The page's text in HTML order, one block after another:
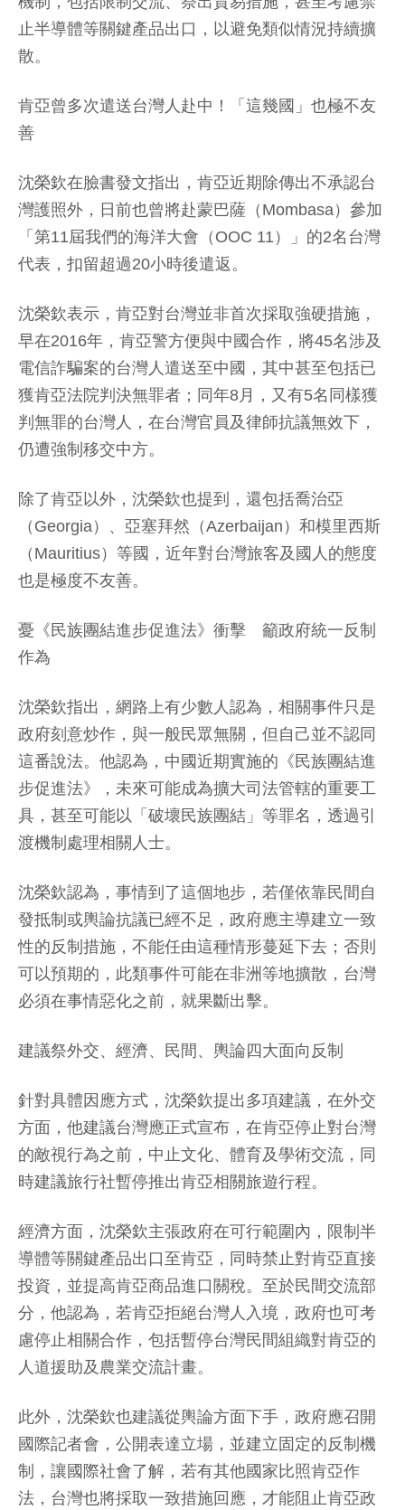
止半導體等關鍵產品出口，以避免類似情況持續擴
散。
肯亞曾多次遣送台灣人赴中！「這幾國」也極不友
善
沈榮欽在臉書發文指出，肯亞近期除傳出不承認台
灣護照外，日前也曾將赴蒙巴薩（Mombasa）參加
「第11屆我們的海洋大會（OOC 11）」的2名台灣
代表，扣留超過20小時後遣返。
沈榮欽表示，肯亞對台灣並非首次採取強硬措施，
早在2016年，肯亞警方便與中國合作，將45名涉及
電信詐騙案的台灣人遣送至中國，其中甚至包括已
獲肯亞法院判決無罪者；同年8月，又有5名同樣獲
判無罪的台灣人，在台灣官員及律師抗議無效下，
仍遭強制移交中方。
除了肯亞以外，沈榮欽也提到，還包括喬治亞
（Georgia）、亞塞拜然（Azerbaijan）和模里西斯
（Mauritius）等國，近年對台灣旅客及國人的態度
也是極度不友善。
憂《民族團結進步促進法》衝擊 籲政府統一反制
作為
沈榮欽指出，網路上有少數人認為，相關事件只是
政府刻意炒作，與一般民眾無關，但自己並不認同
這番說法。他認為，中國近期實施的《民族團結進
步促進法》，未來可能成為擴大司法管轄的重要工
具，甚至可能以「破壞民族團結」等罪名，透過引
渡機制處理相關人士。
沈榮欽認為，事情到了這個地步，若僅依靠民間自
發抵制或輿論抗議已經不足，政府應主導建立一致
性的反制措施，不能任由這種情形蔓延下去；否則
可以預期的，此類事件可能在非洲等地擴散，台灣
必須在事情惡化之前，就果斷出擊。
建議祭外交、經濟、民間、輿論四大面向反制
針對具體因應方式，沈榮欽提出多項建議，在外交
方面，他建議台灣應正式宣布，在肯亞停止對台灣
的敵視行為之前，中止文化、體育及學術交流，同
時建議旅行社暫停推出肯亞相關旅遊行程。
經濟方面，沈榮欽主張政府在可行範圍內，限制半
導體等關鍵產品出口至肯亞，同時禁止對肯亞直接
投資，並提高肯亞商品進口關稅。至於民間交流部
分，他認為，若肯亞拒絕台灣人入境，政府也可考
慮停止相關合作，包括暫停台灣民間組織對肯亞的
人道援助及農業交流計畫。
此外，沈榮欽也建議從輿論方面下手，政府應召開
國際記者會，公開表達立場，並建立固定的反制機
制，讓國際社會了解，若有其他國家比照肯亞作
法，台灣也將採取一致措施回應，才能阻止肯亞政